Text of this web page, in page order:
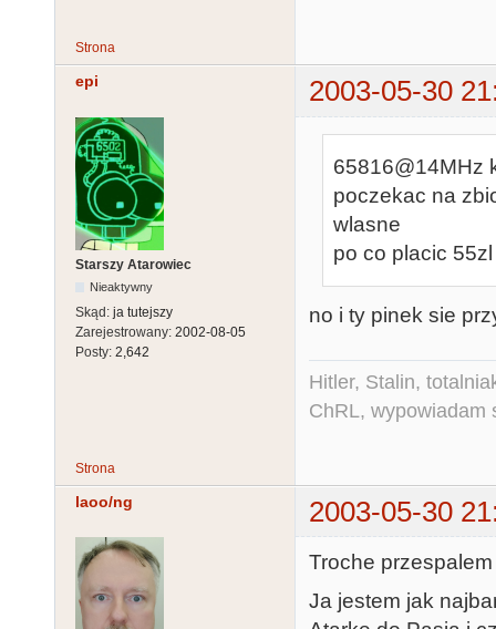
Strona
epi 2003-05-30
Starszy Atarowiec
Nieaktywny
Skąd: ja tutejszy
Zarejestrowany: 2002-08-05
Posty: 2,642
65816@14MHz
poczekac na
wlasne
po co placic
no i ty pinek sie
Hitler, Stalin,
ChRL, wypowiadam
Strona
laoo/ng 2003-05-30
Troche
Ja jestem jak